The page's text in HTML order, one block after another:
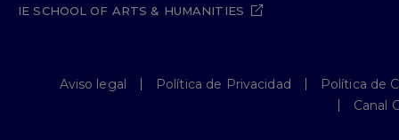
IE SCHOOL OF ARTS & HUMANITIES
Aviso legal Política de Privacidad
Política de
Canal